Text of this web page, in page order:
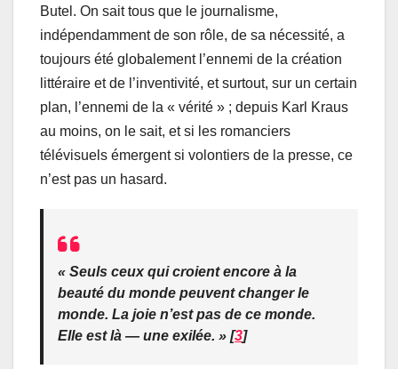
Butel. On sait tous que le journalisme,
indépendamment de son rôle, de sa nécessité, a
toujours été globalement l’ennemi de la création
littéraire et de l’inventivité, et surtout, sur un certain
plan, l’ennemi de la « vérité » ; depuis Karl Kraus
au moins, on le sait, et si les romanciers
télévisuels émergent si volontiers de la presse, ce
n’est pas un hasard.
« Seuls ceux qui croient encore à la
beauté du monde peuvent changer le
monde. La joie n’est pas de ce monde.
Elle est là — une exilée. » [3]